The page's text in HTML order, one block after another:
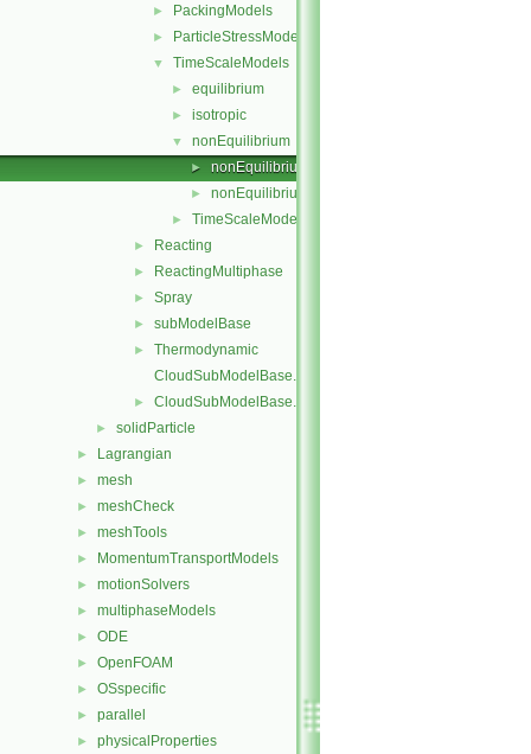
► PackingModels
► ParticleStressModels
▼ TimeScaleModels
► equilibrium
► isotropic
▼ nonEquilibrium
► nonEquilibrium.C
► nonEquilibrium.H
► TimeScaleModel
► Reacting
► ReactingMultiphase
► Spray
► subModelBase
►
Thermodynamic
CloudSubModelBase.C
► CloudSubModelBase.H
► solidParticle
► Lagrangian
► mesh
► meshCheck
► meshTools
► MomentumTransportModels
► motionSolvers
► multiphaseModels
► ODE
► OpenFOAM
► OSspecific
► parallel
► physicalProperties